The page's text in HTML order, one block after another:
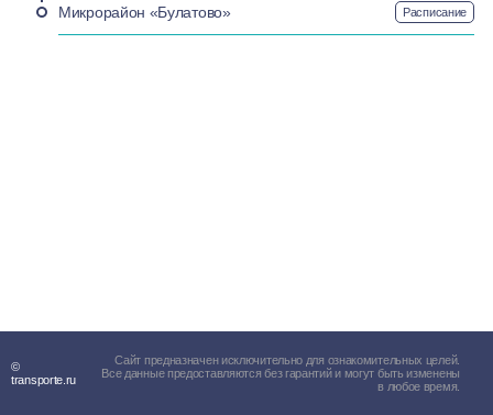
Микрорайон «Булатово» Расписание
©
transporte.ru
Сайт предназначен исключительно для ознакомительных целей.
Все данные предоставляются без гарантий и могут быть изменены
в любое время.